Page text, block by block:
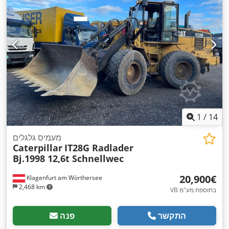
1,988 מ"מ
, גובה כולל:1,537 מ"מ
, מהירות סיבוב (מקסימלית):
1,200 סל"ד, יצרן מנועים:Caterpillar , סוג קירור:מים ,
1 / 14
Klagenfurt am Wörthersee
2,468 km
מעמיס גלגלים
Caterpillar IT28G Radlader
Bj.1998 12,6t Schnellwec
‏20,900 ‏€
VB בתוספת מע"מ
פנה התקשר